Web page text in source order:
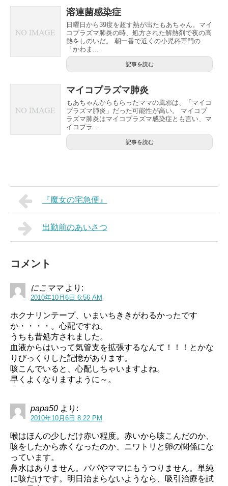
溶連菌感染症
日曜日から39度を超す熱が出たもあちゃん。マイ
コプラズマ肺炎の時、処方された解熱剤で夜の高
熱をしのいだ。 朝一番で近くの小児科専門の
「かわま...
記事を読む
マイコプラズマ肺炎
もあちゃんからもらったママの風邪は、「マイコ
プラズマ肺炎」だった可能性が高い。 マイコプ
ラズマ肺炎はマイコプラズマ感染症とも言い、マ
イコプラ...
記事を読む
『魔女の宅急便』
出勤前のあいさつ
コメント
にこママ より:
2010年10月6日 6:56 AM
ホクナリンテープ、いまいちききがわるかったです
か・・・・。心配ですね。
うちも昔処方されました。
血液からはいって気管支を拡張するなんて！！！とかな
りびっくりした記憶があります。
咳こんでいると、心配しちゃいますよね。
早くよくなりますように～。
papa50 より:
2010年10月6日 8:22 PM
喉はほんの少しだけ赤い程度。赤いから咳こんだのか、
咳をしたから赤くなったのか、ニワトリと卵の関係にな
っています。
鼻水はありません。パパやママにもうつりません。単純
に咳だけです。明日治まらないようなら、吸引治療を試